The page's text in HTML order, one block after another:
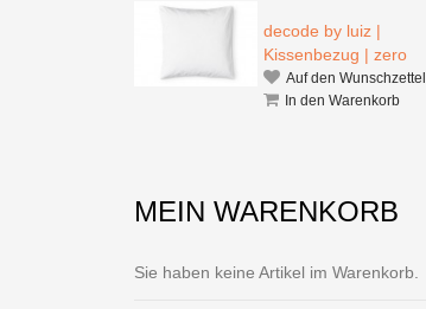
decode by luiz |
Kissenbezug | zero
Auf den Wunschzettel
In den Warenkorb
MEIN WARENKORB
Sie haben keine Artikel im Warenkorb.